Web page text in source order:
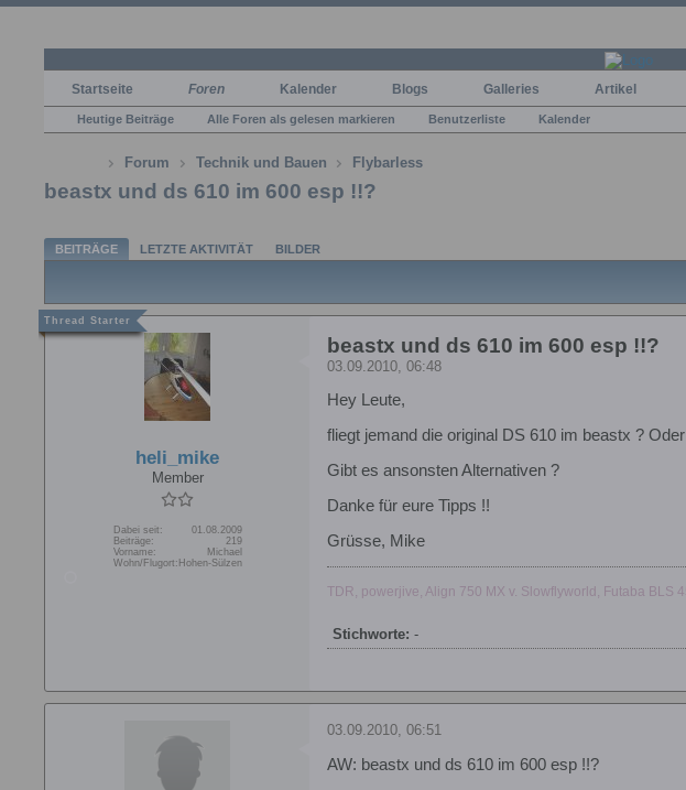
Startseite Foren Kalender Blogs Galleries Artikel
Heutige Beiträge Alle Foren als gelesen markieren Benutzerliste Kalender
Forum Technik und Bauen Flybarless
beastx und ds 610 im 600 esp !!?
BEITRÄGE LETZTE AKTIVITÄT BILDER
heli_mike
Member
Dabei seit:
01.08.2009
Beiträge:
219
Vorname:
Michael
Wohn/Flugort: Hohen-Sülzen
beastx und ds 610 im 600 esp !!?
03.09.2010, 06:48
Hey Leute,
fliegt jemand die original DS 610 im beastx ?
Gibt es ansonsten Alternativen ?
Danke für eure Tipps !!
Grüsse, Mike
TDR, powerjive, Align 750 MX v. Slowflyworld, Futaba BLS
Stichworte: -
03.09.2010, 06:51
AW: beastx und ds 610 im 600 esp !!?